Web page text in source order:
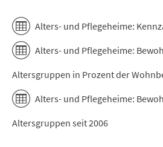
Alters- und Pflegeheime:
Alters- und Pflegeheime:
Altersgruppen in Prozent der
Alters- und Pflegeheime:
Altersgruppen seit 2006